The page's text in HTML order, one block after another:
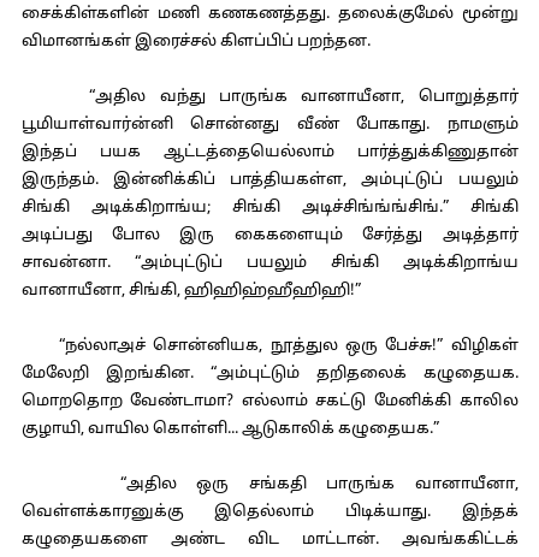
சைக்கிள்களின் மணி கணகணத்தது. தலைக்குமேல் மூன்று
விமானங்கள் இரைச்சல் கிளப்பிப் பறந்தன.
“அதில வந்து பாருங்க வானாயீனா, பொறுத்தார்
பூமியாள்வார்ன்னி சொன்னது வீண் போகாது. நாமளும்
இந்தப் பயக ஆட்டத்தையெல்லாம் பார்த்துக்கிணுதான்
இருந்தம். இன்னிக்கிப் பாத்தியகள்ள, அம்புட்டுப் பயலும்
சிங்கி அடிக்கிறாங்ய; சிங்கி அடிச்சிங்ங்ங்சிங்.” சிங்கி
அடிப்பது போல இரு கைகளையும் சேர்த்து அடித்தார்
சாவன்னா. “அம்புட்டுப் பயலும் சிங்கி அடிக்கிறாங்ய
வானாயீனா, சிங்கி, ஹிஹிஹ்ஹீஹிஹி!”
“நல்லாஅச் சொன்னியக, நூத்துல ஒரு பேச்சு!” விழிகள்
மேலேறி இறங்கின. “அம்புட்டும் தறிதலைக் கழுதையக.
மொறதொற வேண்டாமா? எல்லாம் சகட்டு மேனிக்கி காலில
குழாயி, வாயில கொள்ளி... ஆடுகாலிக் கழுதையக.”
“அதில ஒரு சங்கதி பாருங்க வானாயீனா,
வெள்ளக்காரனுக்கு இதெல்லாம் பிடிக்யாது. இந்தக்
கழுதையகளை அண்ட விட மாட்டான். அவங்ககிட்டக்